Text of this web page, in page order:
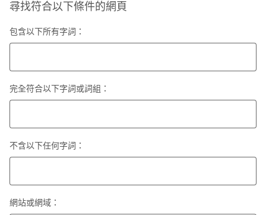
尋找符合以下條件的網頁
包含以下所有字詞：
完全符合以下字詞或詞組：
不含以下任何字詞：
網站或網域：